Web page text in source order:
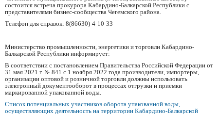
состоится встреча прокурора Кабардино-Балкарской Республики с
представителями бизнес-сообщества Чегемского района.
Телефон для справок: 8(86630)-4-10-33
Министерство промышленности, энергетики и торговли Кабардино-
Балкарской Республики информирует:
В соответствии с постановлением Правительства Российской Федерации от
31 мая 2021 г. № 841 с 1 ноября 2022 года производители, импортеры,
организации оптовой и розничной торговли должны использовать
электронный документооборот в процессах отгрузки и приемки
маркированной упакованной воды.
Список потенциальных участников оборота упакованной воды,
осуществляющих деятельность на территории Кабардино-Балкарской